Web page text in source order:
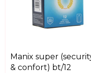
manix super (security
& confort) bt/12